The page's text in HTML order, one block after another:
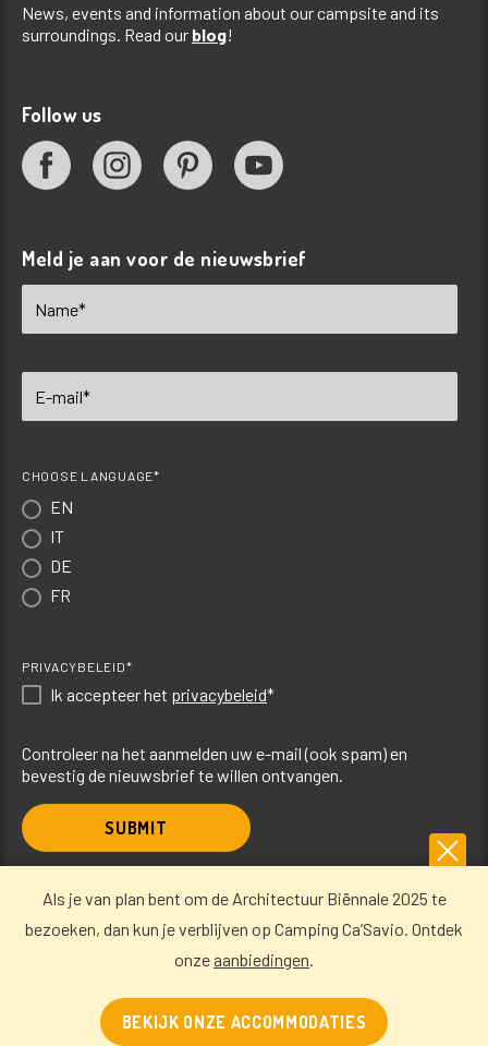
News, events and information about our campsite and its
surroundings. Read our blog!
Follow us
Meld je aan voor de nieuwsbrief
CHOOSE LANGUAGE*
EN
IT
DE
FR
PRIVACYBELEID*
Ik accepteer het privacybeleid*
Controleer na het aanmelden uw e-mail (ook spam) en
bevestig de nieuwsbrief te willen ontvangen.
SUBMIT
Camping Ca’Savio
© Camping Ca’Savio, Via di Ca’Savio, 77 – 30013 Cavallino Treporti, Venice,
Als je van plan bent om de Architectuur Biënnale 2025 te
bezoeken, dan kun je verblijven op Camping Ca’Savio. Ontdek
onze aanbiedingen.
BEKIJK ONZE ACCOMMODATIES